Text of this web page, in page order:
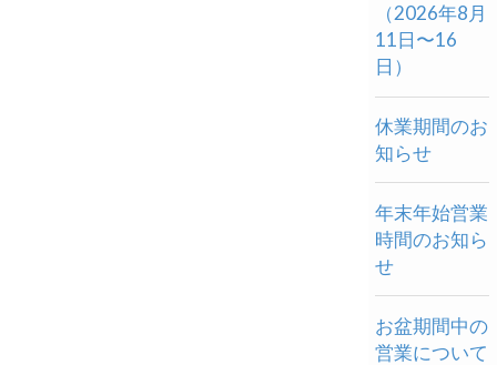
（2026年8月
11日〜16
日）
休業期間のお
知らせ
年末年始営業
時間のお知ら
せ
お盆期間中の
営業について